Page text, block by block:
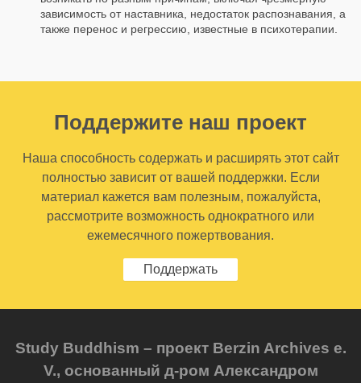
зависимость от наставника, недостаток распознавания, а
также перенос и регрессию, известные в психотерапии.
Поддержите наш проект
Наша способность содержать и расширять этот сайт
полностью зависит от вашей поддержки. Если
материал кажется вам полезным, пожалуйста,
рассмотрите возможность однократного или
ежемесячного пожертвования.
Поддержать
Study Buddhism – проект Berzin Archives e.
V., основанный д-ром Александром